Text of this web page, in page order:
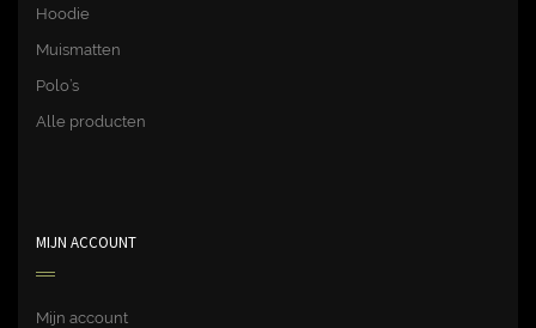
Hoodie
Muismatten
Polo’s
Alle producten
MIJN ACCOUNT
Mijn account